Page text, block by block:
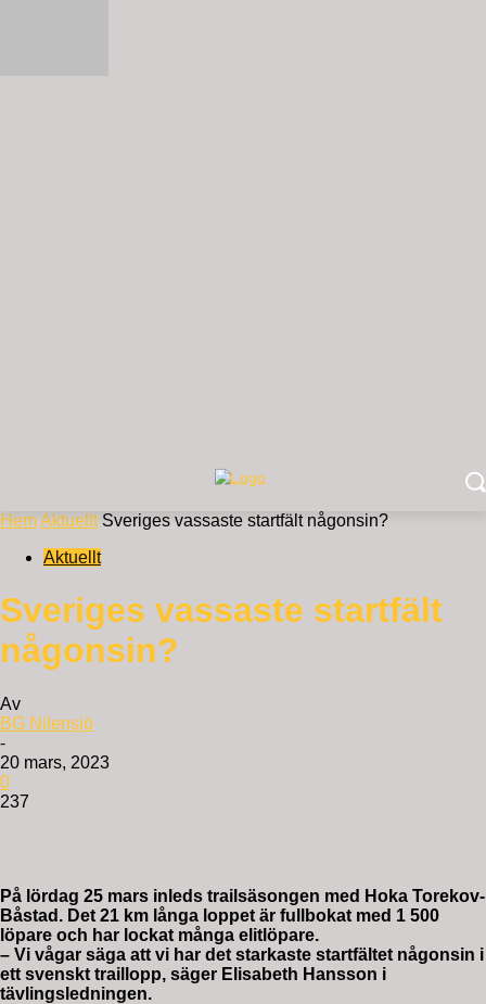
HemAktuellt Sveriges vassaste startfält någonsin?
Aktuellt
Sveriges vassaste startfält
någonsin?
Av
BG Nilensjö
-
20 mars, 2023
0
237
På lördag 25 mars inleds trailsäsongen med Hoka Torekov-
Båstad. Det 21 km långa loppet är fullbokat med 1 500
löpare och har lockat många elitlöpare.
– Vi vågar säga att vi har det starkaste startfältet någonsin i
ett svenskt traillopp, säger Elisabeth Hansson i
tävlingsledningen.